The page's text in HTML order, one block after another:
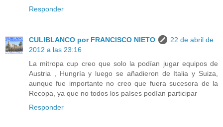
Responder
CULIBLANCO por FRANCISCO NIETO
22 de abril de
2012 a las 23:16
La mitropa cup creo que solo la podían jugar equipos de
Austria , Hungría y luego se añadieron de Italia y Suiza,
aunque fue importante no creo que fuera sucesora de la
Recopa, ya que no todos los países podían participar
Responder